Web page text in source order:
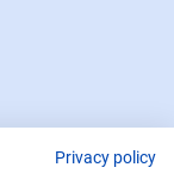
Privacy policy